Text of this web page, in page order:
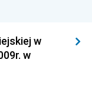
Dziedzictwa
Funduszy i
w
w